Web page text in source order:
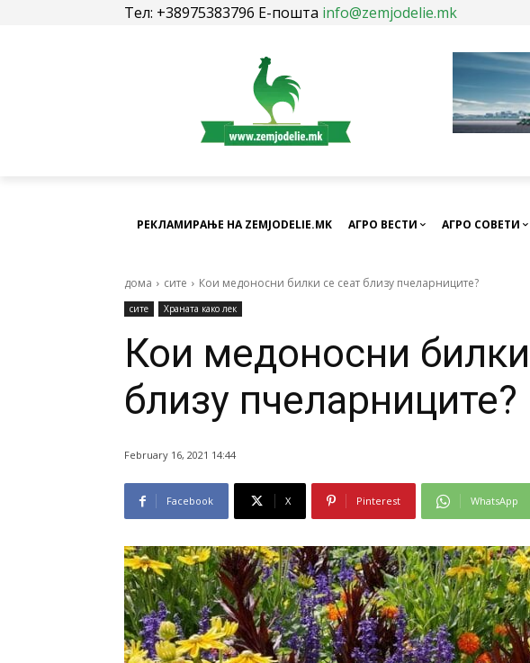
Тел: +38975383796 Е-пошта info@zemjodelie.mk
РЕКЛАМИРАЊЕ НА ZEMJODELIE.MK АГРО ВЕСТИ АГРО СОВЕТИ
дома сите Кои медоносни билки се сеат близу пчеларниците?
сите Храната како лек
Кои медоносни
близу пчеларниците?
February 16, 2021 14:44
Facebook X Pinterest WhatsApp